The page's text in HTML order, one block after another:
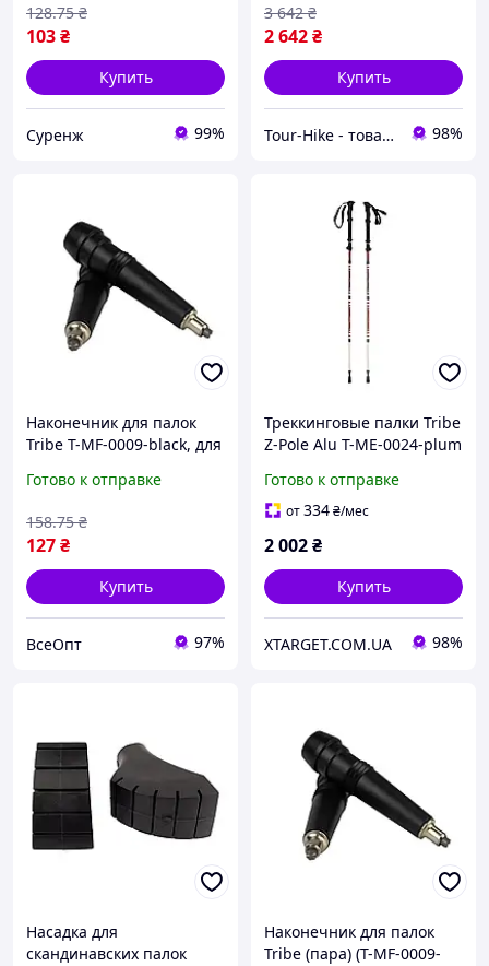
103₴
128.75 ₴
Купить
Суренж 99%
2 642₴
3 642 ₴
Купить
Tour-Hike - товары для туризма и активного отдыха 98%
Наконечник для палок
Tribe T-MF-0009-black, для
трекинга, из прочного
Готово к отправке
127₴
158.75 ₴
Купить
ВсеОпт 97%
Треккинговые палки Tribe
Z-Pole Alu T-ME-0024-plum
Готово к отправке
от334₴/мес
2 002₴
Купить
XTARGET.COM.UA 98%
Насадка для
скандинавских палок
Наконечник для палок
Tribe (пара) (T-MF-0009-